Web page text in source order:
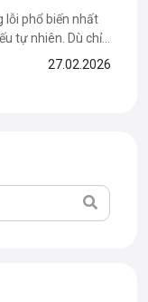
lỗi phổ biến nhất
tự nhiên. Dù chỉ
đọc the lại thay
27.02.2026